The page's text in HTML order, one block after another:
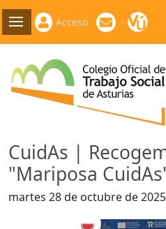
Acceso
CuidAs |
"Mariposa
martes 28 de octubre de 2025